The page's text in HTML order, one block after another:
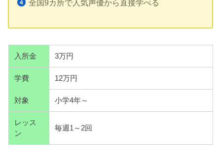
全国9カ所で人気声優から直接学べる
入所金 3万円
学費 12万円
対象 小学4年～
レッス
ン
毎週1～2回